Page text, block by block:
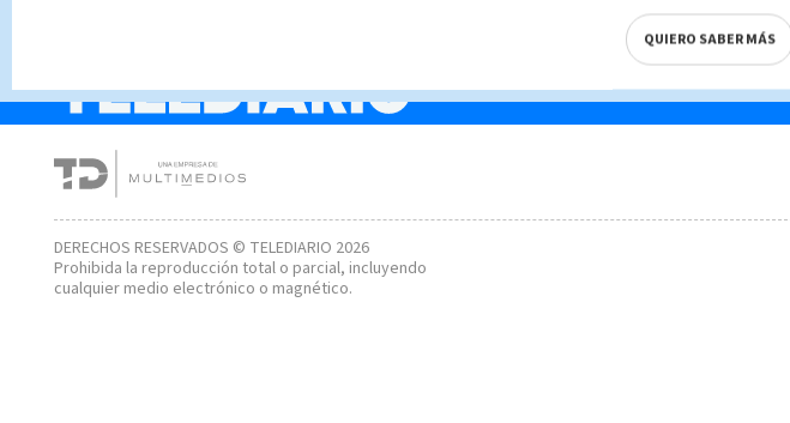
DERECHOS RESERVADOS © TELEDIARIO 2026
Prohibida la reproducción total o parcial, incluyendo
cualquier medio electrónico o magnético.
QUIERO SABER MÁS